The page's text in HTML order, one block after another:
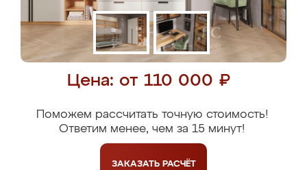
Цена: от 110 000 ₽
Поможем рассчитать точную стоимость!
Ответим менее, чем за 15 минут!
ЗАКАЗАТЬ РАСЧЁТ